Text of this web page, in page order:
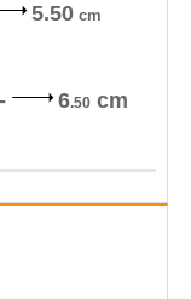
5.50cm
6.50cm